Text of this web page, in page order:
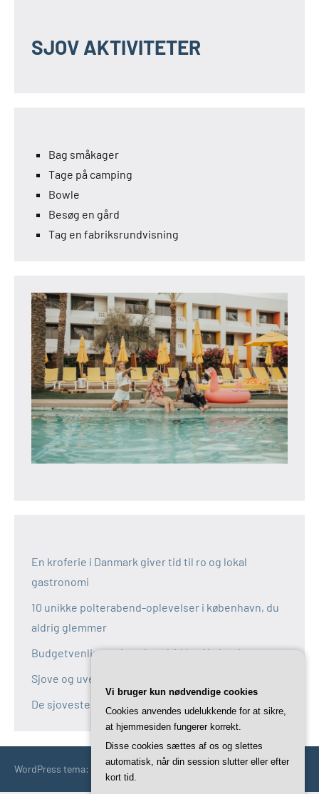
SJOV AKTIVITETER
Bag småkager
Tage på camping
Bowle
Besøg en gård
Tag en fabriksrundvisning
En kroferie i Danmark giver tid til ro og lokal
gastronomi
10 unikke polterabend-oplevelser i københavn, du
aldrig glemmer
Budgetvenlige polterabend-idéer i københavn
Sjove og uventede polterabend-idéer i københavn
De sjoveste aktiviteter til polterabend i københavn
WordPress tema: Occasio by ThemeZee.
Vi bruger kun nødvendige cookies
Cookies anvendes udelukkende for at sikre,
at hjemmesiden fungerer korrekt.
Disse cookies sættes af os og slettes
automatisk, når din session slutter eller efter
kort tid.